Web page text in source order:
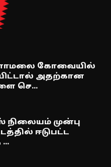
கோவையில்
அதற்கான
செ...
நிலையம் முன்பு
ஈடுபட்ட